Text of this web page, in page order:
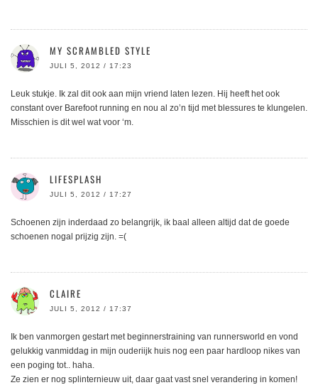
MY SCRAMBLED STYLE
JULI 5, 2012 / 17:23
Leuk stukje. Ik zal dit ook aan mijn vriend laten lezen. Hij heeft het ook
constant over Barefoot running en nou al zo’n tijd met blessures te klungelen.
Misschien is dit wel wat voor ‘m.
LIFESPLASH
JULI 5, 2012 / 17:27
Schoenen zijn inderdaad zo belangrijk, ik baal alleen altijd dat de goede
schoenen nogal prijzig zijn. =(
CLAIRE
JULI 5, 2012 / 17:37
Ik ben vanmorgen gestart met beginnerstraining van runnersworld en vond
gelukkig vanmiddag in mijn ouderiijk huis nog een paar hardloop nikes van
een poging tot.. haha.
Ze zien er nog splinternieuw uit, daar gaat vast snel verandering in komen!